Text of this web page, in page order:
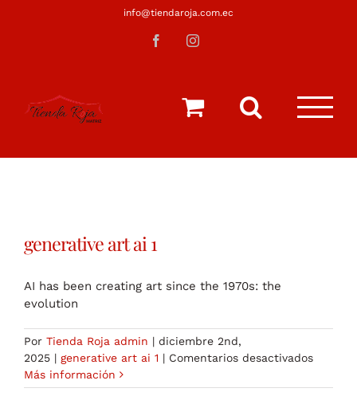
info@tiendaroja.com.ec
FacebookInstagram
generative art ai 1
AI has been creating art since the 1970s: the
evolution
Por Tienda Roja admin | diciembre 2nd,
2025 | generative art ai 1 | Comentarios desactivadosen
art
Más información